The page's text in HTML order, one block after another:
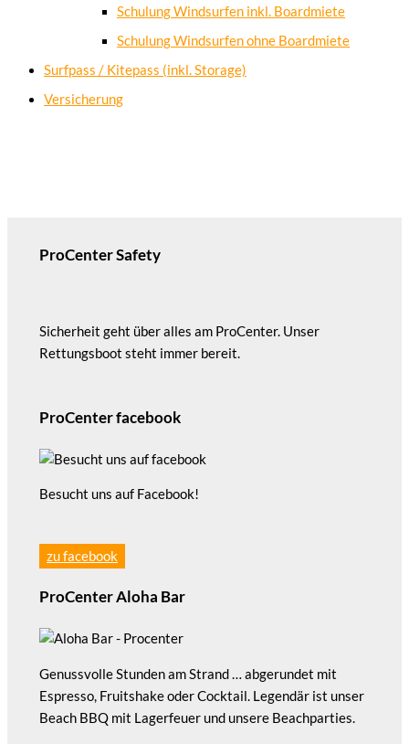
Schulung Windsurfen inkl. Boardmiete
Schulung Windsurfen ohne Boardmiete
Surfpass / Kitepass (inkl. Storage)
Versicherung
ProCenter Safety
Sicherheit geht über alles am ProCenter. Unser
Rettungsboot steht immer bereit.
ProCenter facebook
Besucht uns auf Facebook!
zu facebook
ProCenter Aloha Bar
Genussvolle Stunden am Strand … abgerundet mit
Espresso, Fruitshake oder Cocktail. Legendär ist unser
Beach BBQ mit Lagerfeuer und unsere Beachparties.